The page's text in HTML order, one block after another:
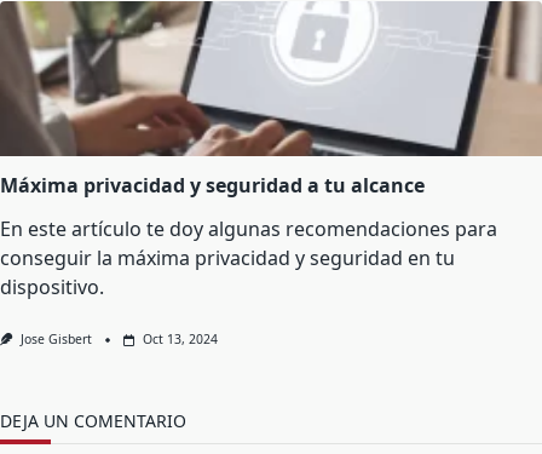
Máxima privacidad y seguridad a tu alcance
En este artículo te doy algunas recomendaciones para
conseguir la máxima privacidad y seguridad en tu
dispositivo.
Jose Gisbert Oct 13, 2024
DEJA UN COMENTARIO